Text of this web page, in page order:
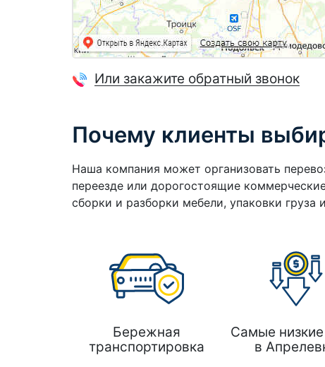
Или закажите обратный звонок
Почему клиенты
Наша компания может организовать
переезде или дорогостоящие
сборки и разборки мебели, упаковки груза
Бережная
транспортировка
Самые
в